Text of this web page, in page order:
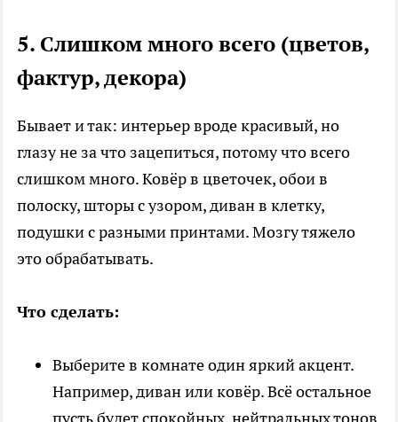
5. Слишком много всего (цветов,
фактур, декора)
Бывает и так: интерьер вроде красивый, но
глазу не за что зацепиться, потому что всего
слишком много. Ковёр в цветочек, обои в
полоску, шторы с узором, диван в клетку,
подушки с разными принтами. Мозгу тяжело
это обрабатывать.
Что сделать:
Выберите в комнате один яркий акцент.
Например, диван или ковёр. Всё остальное